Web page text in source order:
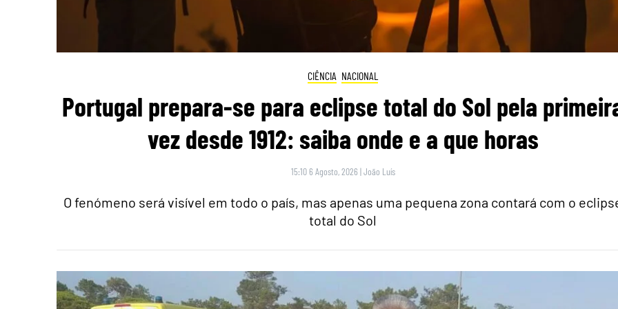
CIÊNCIA NACIONAL
Portugal prepara-se para eclipse total do Sol pela
vez desde 1912: saiba onde e a que horas
15:10 6 Agosto, 2026 |João Luís
O fenómeno será visível em todo o país, mas apenas uma pequena zona contará com o
total do Sol